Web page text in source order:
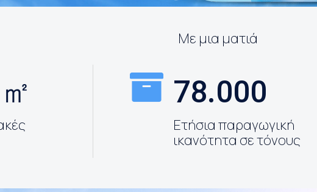
Με μια ματιά
78.000
Ετήσια παραγωγική
ικανότητα σε τόνους